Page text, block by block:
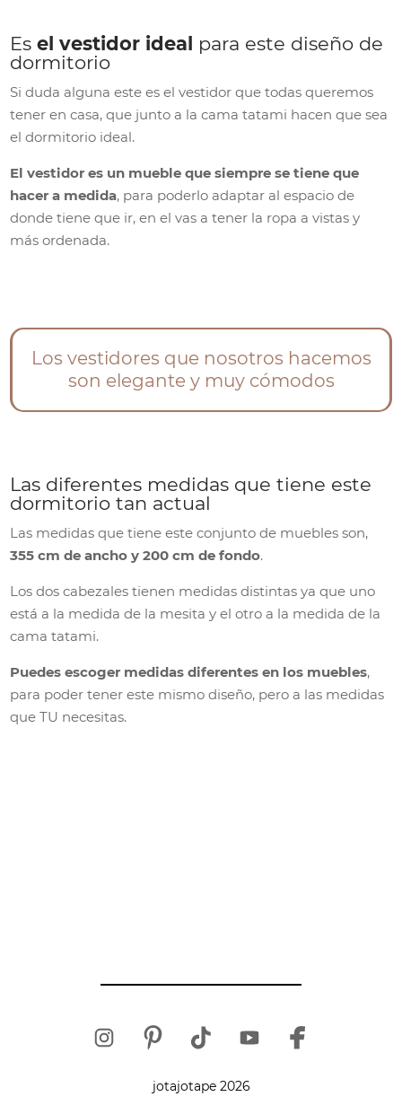
Esel vestidor ideal para este diseño de
dormitorio
Si duda alguna este es el vestidor que todas queremos
tener en casa, que junto a la cama tatami hacen que sea
el dormitorio ideal.
El vestidor es un mueble que siempre se tiene que
hacer a medida, para poderlo adaptar al espacio de
donde tiene que ir, en el vas a tener la ropa a vistas y
más ordenada.
Los vestidores que nosotros hacemos
son elegante y muy cómodos
Las diferentes medidas que tiene este
dormitorio tan actual
Las medidas que tiene este conjunto de muebles son,
355 cm de ancho y 200 cm de fondo.
Los dos cabezales tienen medidas distintas ya que uno
está a la medida de la mesita y el otro a la medida de la
cama tatami.
Puedes escoger medidas diferentes en los muebles,
para poder tener este mismo diseño, pero a las medidas
que TU necesitas.
jotajotape 2026